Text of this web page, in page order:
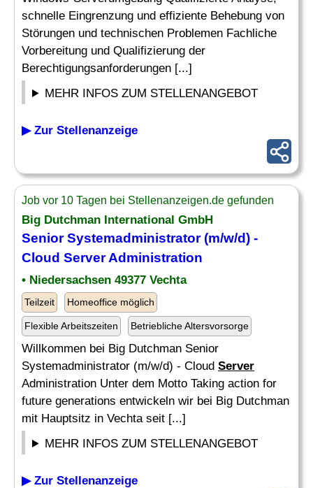
schnelle Eingrenzung und effiziente Behebung von
Störungen und technischen Problemen Fachliche
Vorbereitung und Qualifizierung der
Berechtigungsanforderungen [...]
MEHR INFOS ZUM STELLENANGEBOT
▶ Zur Stellenanzeige
Job vor 10 Tagen bei Stellenanzeigen.de gefunden
Big Dutchman International GmbH
Senior Systemadministrator (m/w/d) -
Cloud ServerAdministration
• Niedersachsen 49377 Vechta
Teilzeit Homeoffice möglich
Flexible Arbeitszeiten Betriebliche Altersvorsorge
Willkommen bei Big Dutchman Senior
Systemadministrator (m/w/d) - Cloud Server
Administration Unter dem Motto Taking action for
future generations entwickeln wir bei Big Dutchman
mit Hauptsitz in Vechta seit [...]
MEHR INFOS ZUM STELLENANGEBOT
▶ Zur Stellenanzeige